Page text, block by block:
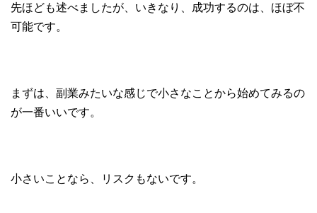
先ほども述べましたが、いきなり、成功するのは、ほぼ不
可能です。
まずは、副業みたいな感じで小さなことから始めてみるの
が一番いいです。
小さいことなら、リスクもないです。